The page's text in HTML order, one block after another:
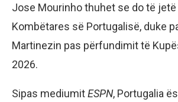
Jose Mourinho thuhet se do të jetë
Kombëtares së Portugalisë, duke
Martinezin pas përfundimit të
2026.
Sipas mediumitESPN, Portugalia